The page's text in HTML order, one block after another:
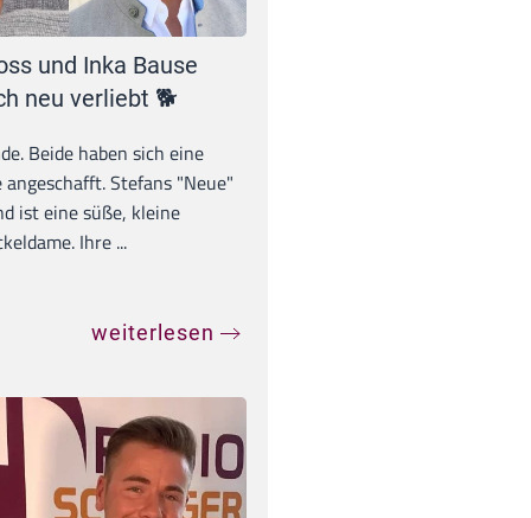
und Inka Bause
neu verliebt 🐕
Beide haben sich eine
angeschafft. Stefans "Neue"
ist eine süße, kleine
Ihre ...
weiterlesen